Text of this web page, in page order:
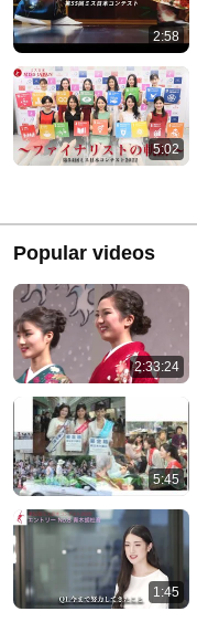
2:58
5:02
Popular videos
2:33:24
5:45
1:45